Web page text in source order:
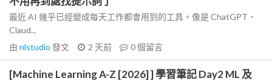
最近 AI 幾乎已經變成每天工作都會用到的工具。像是 ChatGPT、
Claud...
由 nlstudio 發文 2 天前 0個留言
[Machine Learning A-Z [2026] ] 學習筆記 Day2 ML 及